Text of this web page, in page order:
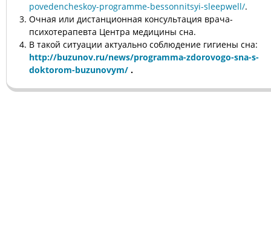
povedencheskoy-programme-bessonnitsyi-sleepwell/.
Очная или дистанционная консультация врача-
психотерапевта Центра медицины сна.
В такой ситуации актуально соблюдение гигиены сна:
http://buzunov.ru/news/programma-zdorovogo-sna-s-
doktorom-buzunovym/ .